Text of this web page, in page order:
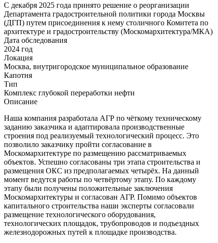
С декабря 2025 года принято решение о реорганизации
Департамента градостроительной политики города Москвы
(ДГП) путем присоединения к нему столичного Комитета по
архитектуре и градостроительству (Москомархитектура/МКА)
Дата обследования
2024 год
Локация
Москва, внутригородское муниципальное образование
Капотня
Тип
Комплекс глубокой переработки нефти
Описание
Наша компания разработала АГР по чёткому техническому
заданию заказчика и адаптировала производственные
строения под реализуемый технологический процесс. Это
позволило заказчику пройти согласование в
Москомархитектуре по размещению рассматриваемых
объектов. Успешно согласованы три этапа строительства и
размещения ОКС из предполагаемых четырёх. На данный
момент ведутся работы по четвёртому этапу. По каждому
этапу были получены положительные заключения
Москомархитектуры и согласован АГР. Помимо объектов
капитального строительства наши эксперты согласовали
размещение технологического оборудования,
технологических площадок, трубопроводов и подъездных
железнодорожных путей к площадке производства.